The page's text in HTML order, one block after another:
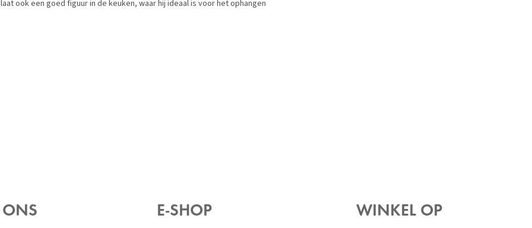
ook een goed figuur in de keuken, waar hij ideaal is voor het ophangen
ONS
E-SHOP
WINKEL OP